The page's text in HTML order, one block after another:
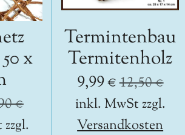
x
€
Termintenbau
Termitenholz
9,99 €12,50 €
inkl. MwSt zzgl.
Versandkosten